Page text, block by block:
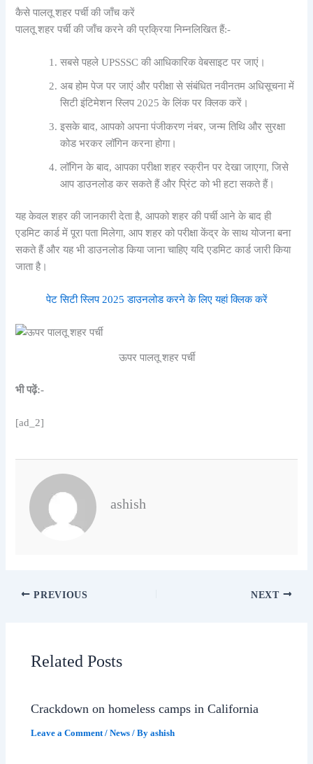
कैसे पालतू शहर पर्ची की जाँच करें
पालतू शहर पर्ची की जाँच करने की प्रक्रिया निम्नलिखित हैं:-
सबसे पहले UPSSSC की आधिकारिक वेबसाइट पर जाएं।
अब होम पेज पर जाएं और परीक्षा से संबंधित नवीनतम अधिसूचना में
सिटी इंटिमेशन स्लिप 2025 के लिंक पर क्लिक करें।
इसके बाद, आपको अपना पंजीकरण नंबर, जन्म तिथि और सुरक्षा
कोड भरकर लॉगिन करना होगा।
लॉगिन के बाद, आपका परीक्षा शहर स्क्रीन पर देखा जाएगा, जिसे
आप डाउनलोड कर सकते हैं और प्रिंट को भी हटा सकते हैं।
यह केवल शहर की जानकारी देता है, आपको शहर की पर्ची आने के बाद ही
एडमिट कार्ड में पूरा पता मिलेगा, आप शहर को परीक्षा केंद्र के साथ योजना बना
सकते हैं और यह भी डाउनलोड किया जाना चाहिए यदि एडमिट कार्ड जारी किया
जाता है।
पेट सिटी स्लिप 2025 डाउनलोड करने के लिए यहां क्लिक करें
ऊपर पालतू शहर पर्ची
भी पढ़ें:-
[ad_2]
ashish
PREVIOUS NEXT
Related Posts
Crackdown on homeless camps in California
Leave a Comment /News / Byashish